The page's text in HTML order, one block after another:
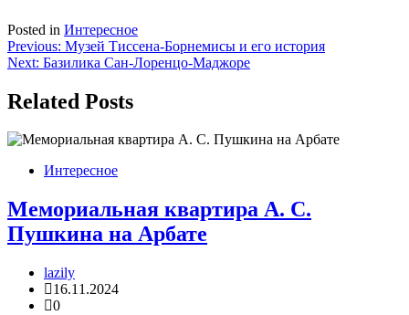
Posted in Интересное
Навигация
по
записям
Previous: Музей Тиссена-Борнемисы и его история
Next: Базилика Сан-Лоренцо-Маджоре
Related Posts
Интересное
Мемориальная квартира А. С.
Пушкина на Арбате
lazily
16.11.2024
0